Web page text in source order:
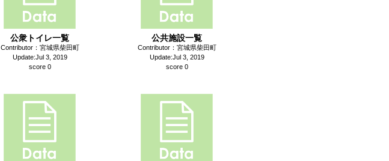
公衆トイレ一覧
Contributor：宮城県柴田町
Update:Jul 3, 2019
score 0
公共施設一覧
Contributor：宮城県柴田町
Update:Jul 3, 2019
score 0